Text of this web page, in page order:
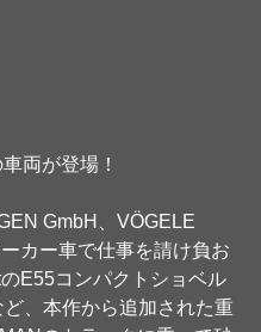
両が登場！
GmbH、VÖGELE
カー車で仕事を請け負お
E55コンパクトショベル
、本作から追加された重